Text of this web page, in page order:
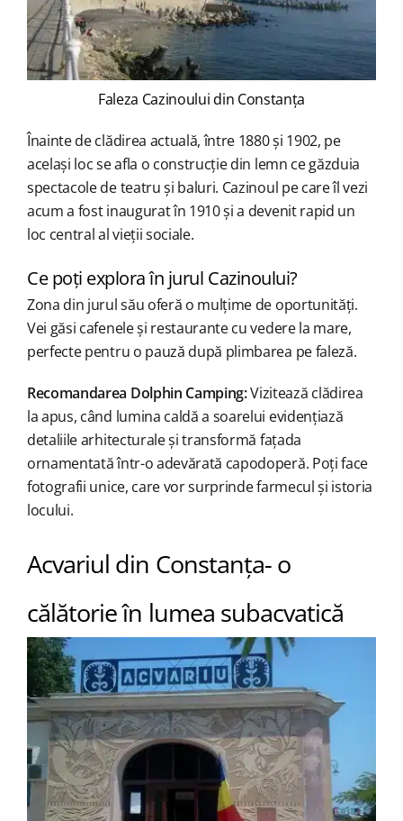
Faleza Cazinoului din Constanța
Înainte de clădirea actuală, între 1880 și 1902, pe
același loc se afla o construcție din lemn ce găzduia
spectacole de teatru și baluri. Cazinoul pe care îl vezi
acum a fost inaugurat în 1910 și a devenit rapid un
loc central al vieții sociale.
Ce poți explora în jurul Cazinoului?
Zona din jurul său oferă o mulțime de oportunități.
Vei găsi cafenele și restaurante cu vedere la mare,
perfecte pentru o pauză după plimbarea pe faleză.
Recomandarea Dolphin Camping:Vizitează clădirea
la apus, când lumina caldă a soarelui evidențiază
detaliile arhitecturale și transformă fațada
ornamentată într-o adevărată capodoperă. Poți face
fotografii unice, care vor surprinde farmecul și istoria
locului.
Acvariul din Constanța- o
călătorie în lumea subacvatică